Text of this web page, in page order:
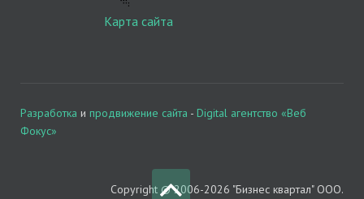
Карта сайта
Разработка и продвижение сайта - Digital агентство «Веб
Фокус»
Copyright © 2006-2026 "Бизнес квартал" ООО.